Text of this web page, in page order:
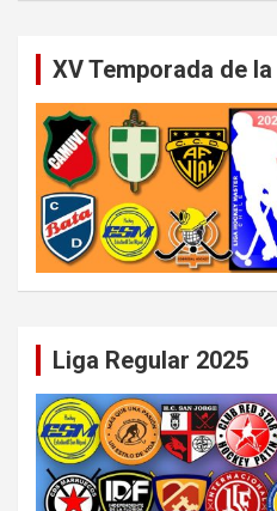
XV Temporada de
Liga Regular 2025